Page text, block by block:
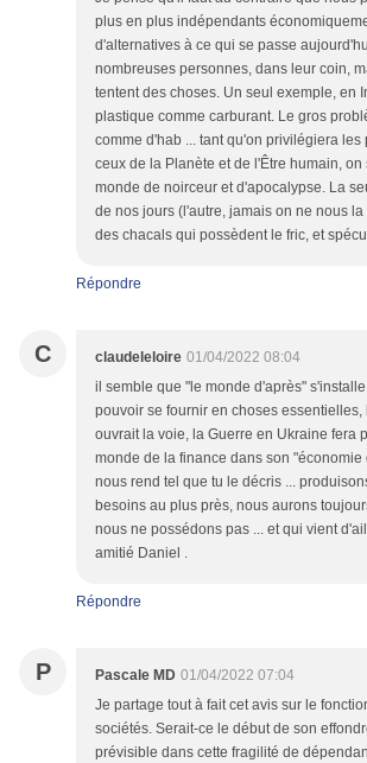
plus en plus indépendants
d'alternatives à ce qui se passe
nombreuses personnes, dans leur coin,
tentent des choses. Un seul exemple, en
plastique comme carburant. Le gros
comme d'hab ... tant qu'on privilégiera les
ceux de la Planète et de l'Être humain, on
monde de noirceur et d'apocalypse. La
de nos jours (l'autre, jamais on ne nous la
des chacals qui possèdent le fric, et
Répondre
C claudeleloire 01/04/2022 08:04
il semble que "le monde d'après"
pouvoir se fournir en choses
ouvrait la voie, la Guerre en Ukraine fera
monde de la finance dans son "économie
nous rend tel que tu le décris ...
besoins au plus près, nous aurons
nous ne possédons pas ... et qui vient
amitié Daniel .
Répondre
P Pascale MD 01/04/2022 07:04
Je partage tout à fait cet avis sur le
sociétés. Serait-ce le début de son
prévisible dans cette fragilité de